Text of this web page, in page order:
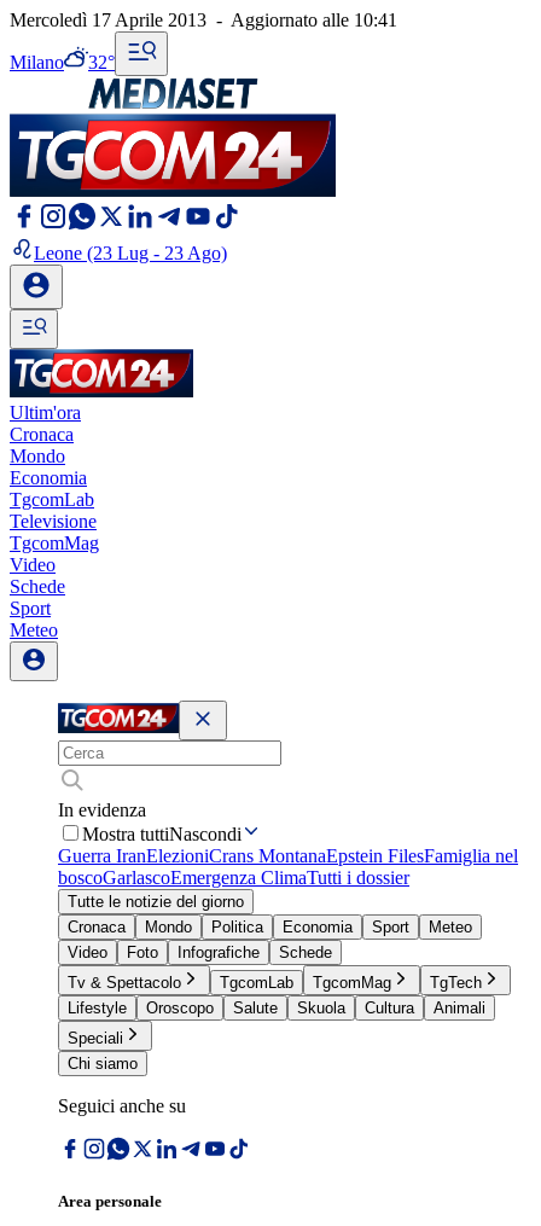
Mercoledì 17 Aprile 2013 - Aggiornato alle 10:41
Milano 32°
Leone (23 Lug - 23 Ago)
Ultim'ora
Cronaca
Mondo
Economia
TgcomLab
Televisione
TgcomMag
Video
Schede
Sport
Meteo
In evidenza
Mostra tuttiNascondi
Guerra IranElezioniCrans MontanaEpstein FilesFamiglia nel
boscoGarlascoEmergenza ClimaTutti i dossier
Tutte le notizie del giorno
Cronaca
Mondo Politica Economia Sport
Meteo
Video
Foto Infografiche
Schede
Tv & Spettacolo
TgcomLab TgcomMag
TgTech
Lifestyle
Oroscopo Salute Skuola Cultura
Animali
Speciali
Chi siamo
Seguici anche su
Area personale